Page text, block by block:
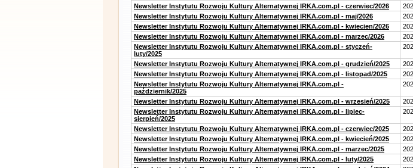
Newsletter Instytutu Rozwoju Kultury Alternatywnej IRKA.com.pl - czerwiec/2026
Newsletter Instytutu Rozwoju Kultury Alternatywnej IRKA.com.pl - maj/2026
Newsletter Instytutu Rozwoju Kultury Alternatywnej IRKA.com.pl - kwiecien/2026
Newsletter Instytutu Rozwoju Kultury Alternatywnej IRKA.com.pl - marzec/2026
Newsletter Instytutu Rozwoju Kultury Alternatywnej IRKA.com.pl - styczeń-
luty/2025
Newsletter Instytutu Rozwoju Kultury Alternatywnej IRKA.com.pl - grudzień/2025
Newsletter Instytutu Rozwoju Kultury Alternatywnej IRKA.com.pl - listopad/2025
Newsletter Instytutu Rozwoju Kultury Alternatywnej IRKA.com.pl -
październik/2025
Newsletter Instytutu Rozwoju Kultury Alternatywnej IRKA.com.pl - wrzesień/2025
Newsletter Instytutu Rozwoju Kultury Alternatywnej IRKA.com.pl - lipiec-
sierpień/2025
Newsletter Instytutu Rozwoju Kultury Alternatywnej IRKA.com.pl - czerwiec/2025
Newsletter Instytutu Rozwoju Kultury Alternatywnej IRKA.com.pl - kwiecień/2025
Newsletter Instytutu Rozwoju Kultury Alternatywnej IRKA.com.pl - marzec/2025
Newsletter Instytutu Rozwoju Kultury Alternatywnej IRKA.com.pl - luty/2025